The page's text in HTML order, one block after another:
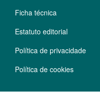
Ficha técnica
Estatuto editorial
Política de privacidade
Política de cookies